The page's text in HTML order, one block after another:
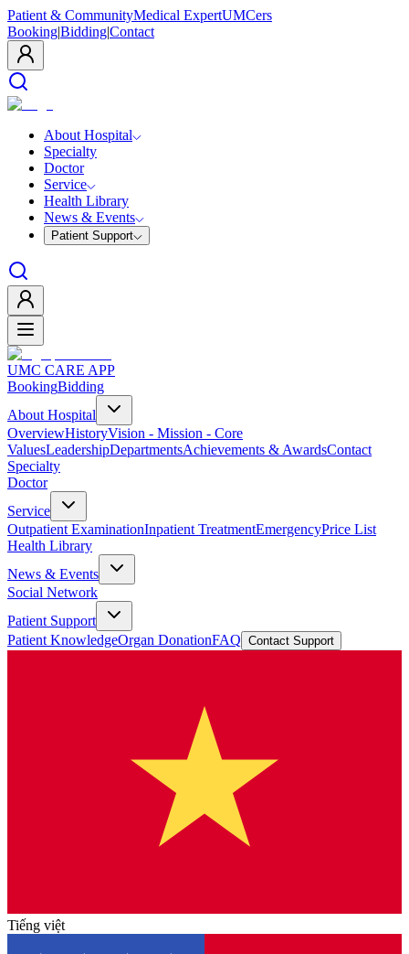
Patient & CommunityMedical ExpertUMCers
Booking|Bidding|Contact
About Hospital
Specialty
Doctor
Service
Health Library
News & Events
Patient Support
UMC CARE APP
BookingBidding
About Hospital
OverviewHistoryVision - Mission - Core
ValuesLeadershipDepartmentsAchievements & AwardsContact
Specialty
Doctor
Service
Outpatient ExaminationInpatient TreatmentEmergencyPrice List
Health Library
News & Events
Social Network
Patient Support
Patient KnowledgeOrgan DonationFAQ Contact Support
Tiếng việt